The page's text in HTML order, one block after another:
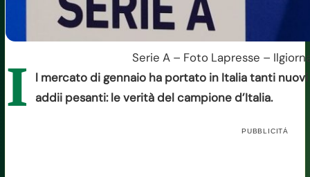
Serie A – Foto Lapresse –
I
l mercato di gennaio ha portato in Italia tanti
addii pesanti: le verità del campione d’Italia.
PUBBLICITÀ